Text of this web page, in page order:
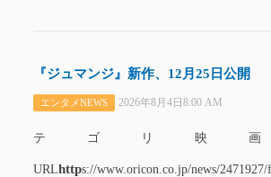
『ジュマンジ』新作、12月25日公開
エンタメNEWS 2026年8月4日8:00 AM
テゴリ映
URLhttps://www.oricon.co.jp/news/